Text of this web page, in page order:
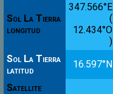
Sol La Tierra
longitud
347.566°E
(
12.434°O
)
Sol La Tierra
latitud
16.597°N
Satellite